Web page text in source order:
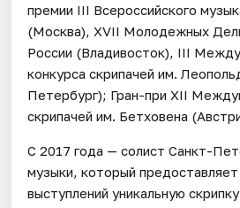
премии III Всероссийского
(Москва), XVII Молодежных
России (Владивосток), III
конкурса скрипачей им.
Петербург); Гран-при XII
скрипачей им. Бетховена
С 2017 года — солист Санкт-
музыки, который
выступлений уникальную